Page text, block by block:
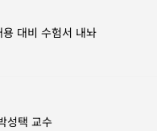
대비 수험서 내놔
성택 교수